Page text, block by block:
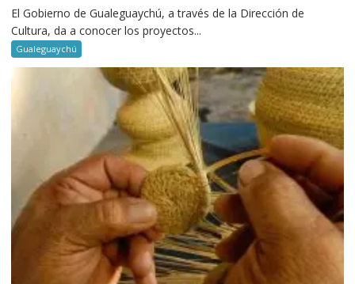
El Gobierno de Gualeguaychú, a través de la Dirección de
Cultura, da a conocer los proyectos...
Gualeguaychú